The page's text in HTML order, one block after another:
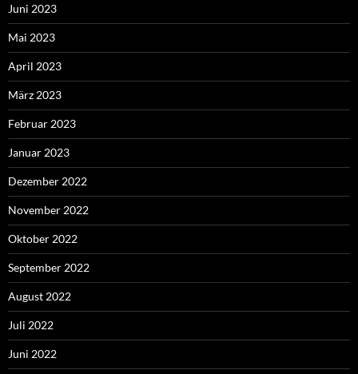
Juni 2023
Mai 2023
April 2023
März 2023
Februar 2023
Januar 2023
Dezember 2022
November 2022
Oktober 2022
September 2022
August 2022
Juli 2022
Juni 2022